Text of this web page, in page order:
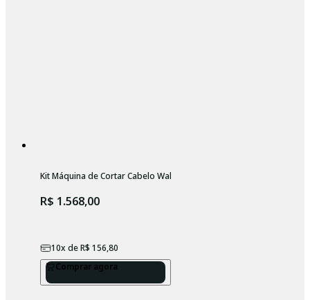
Kit Máquina de Cortar Cabelo Wahl Vapor + Base Carregadora Bivolt
R$ 1.568,00
10x deR$ 156,80
Comprar agora